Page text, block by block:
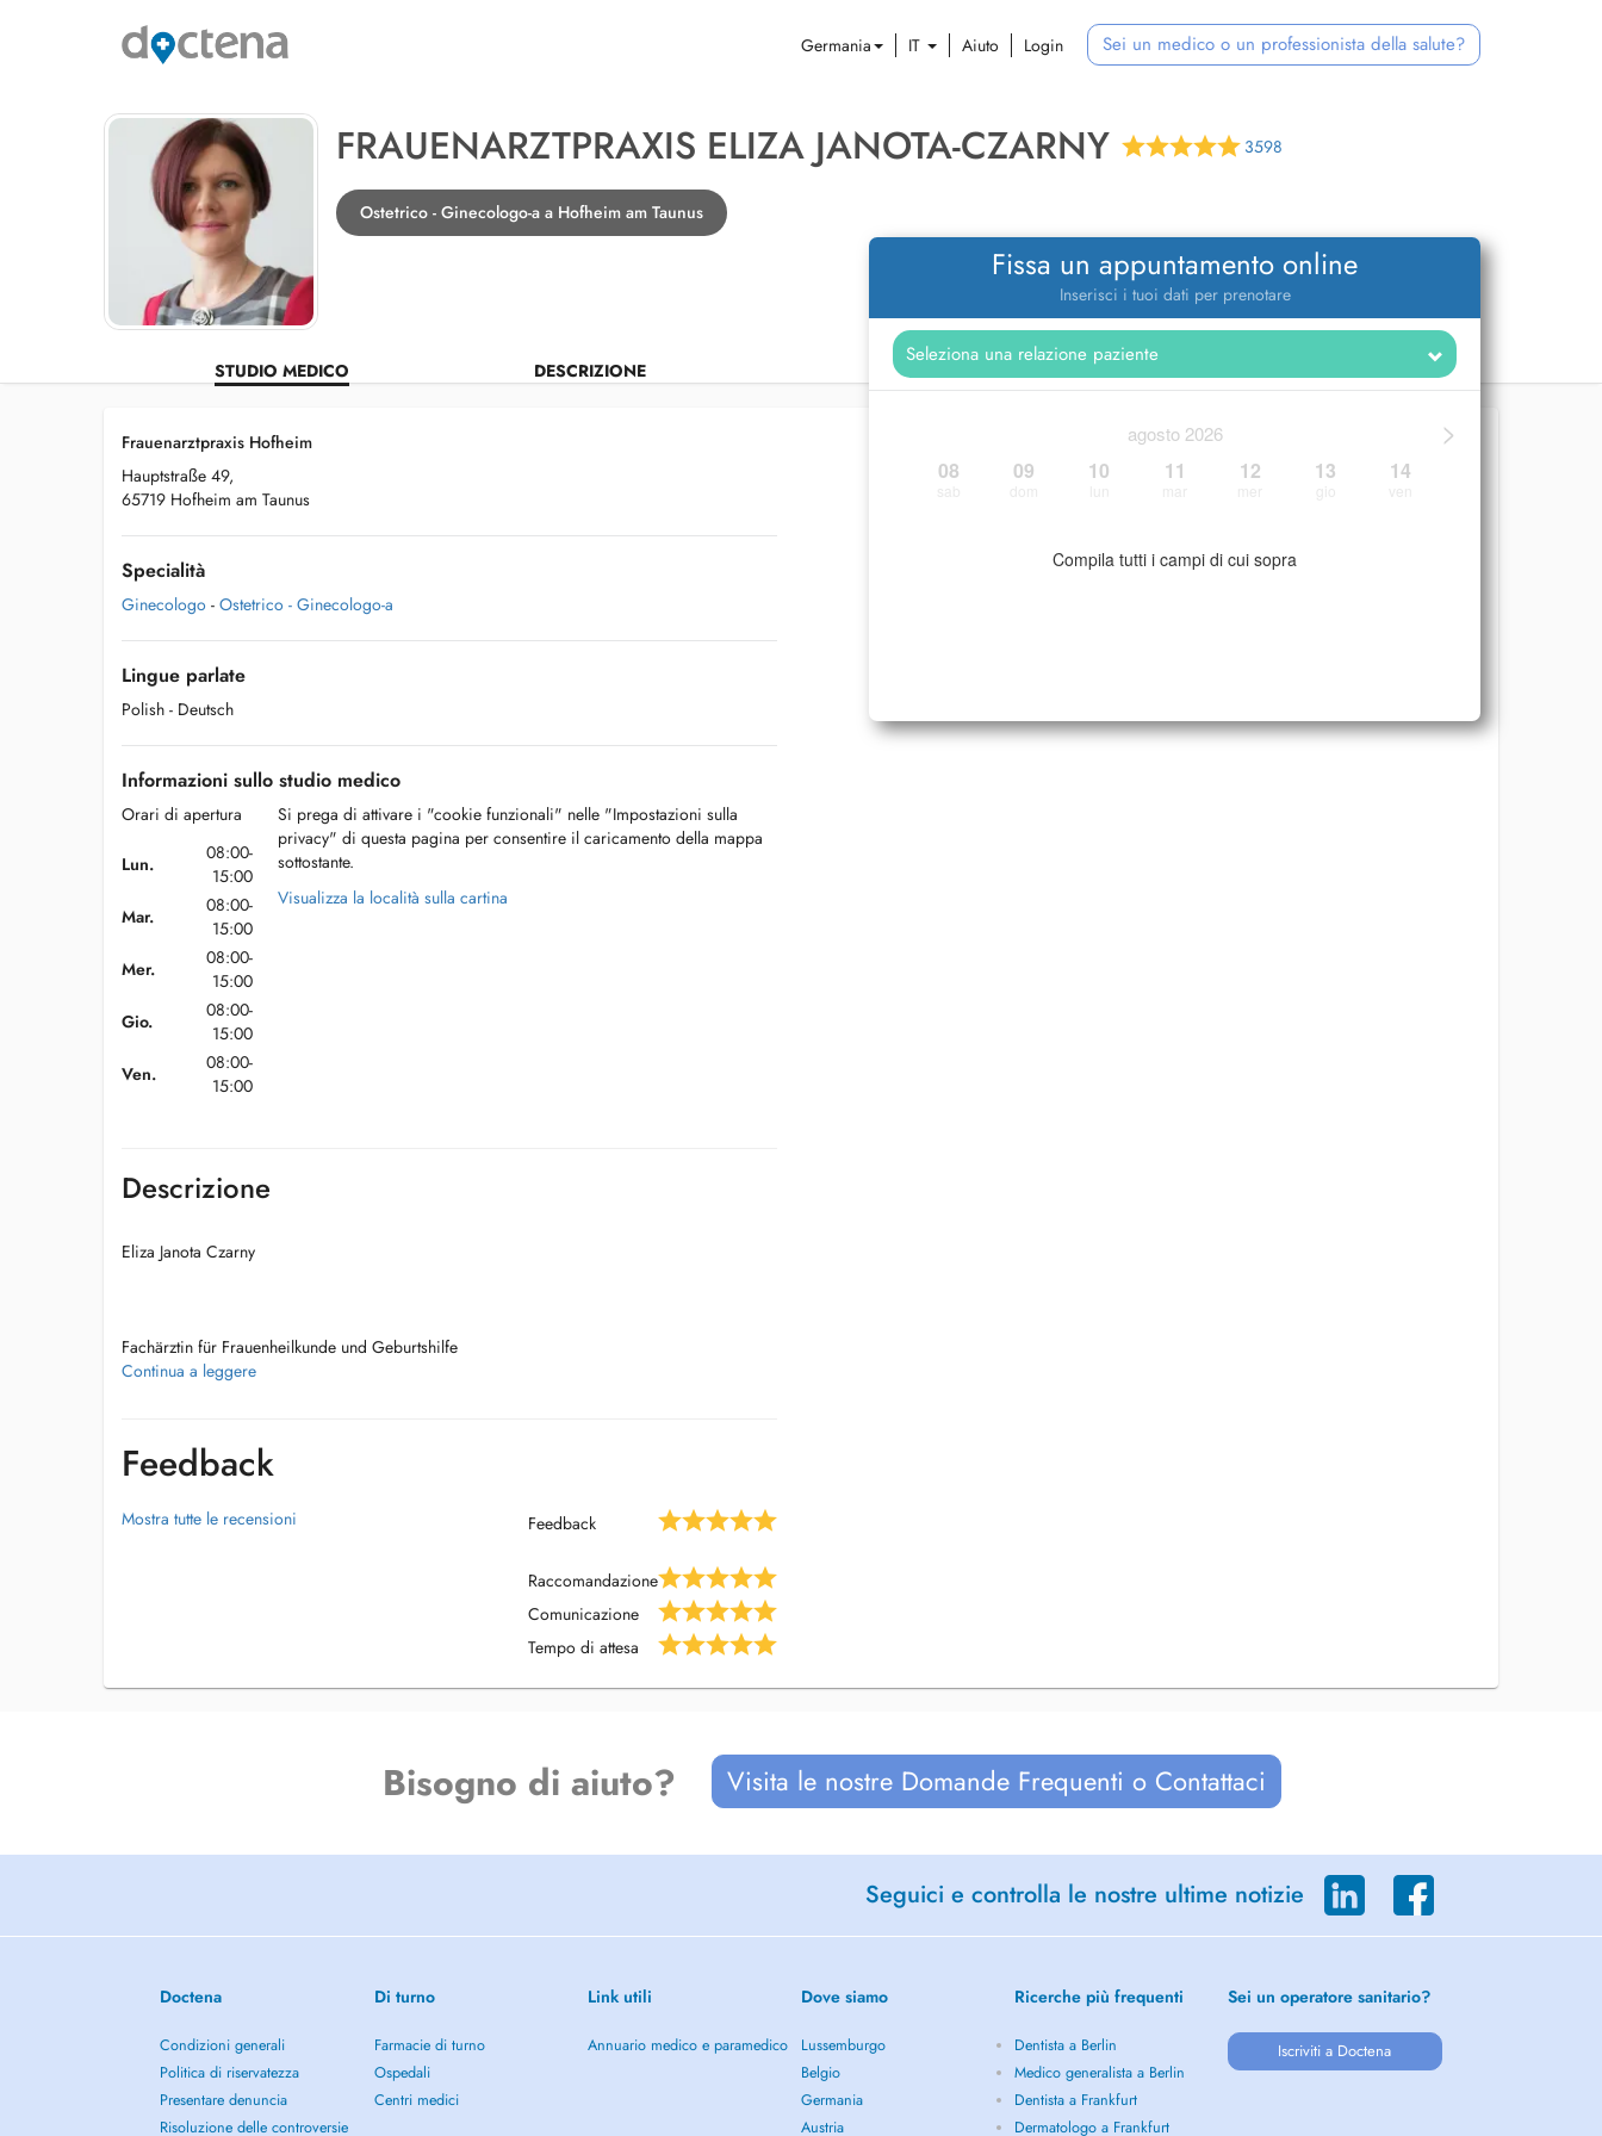
Germania IT Aiuto Login Sei un medico o un professionista della salute?
FRAUENARZTPRAXIS ELIZA JANOTA-CZARNY 3598
Ostetrico - Ginecologo-a a Hofheim am Taunus
STUDIO MEDICO DESCRIZIONE
Fissa un appuntamento online
Inserisci i tuoi dati per prenotare
>
agosto 2026
08 09 10 11 12 13 14
Compila tutti i campi di cui sopra
Frauenarztpraxis Hofheim
Hauptstraße 49,
65719 Hofheim am Taunus
Specialità
Ginecologo - Ostetrico - Ginecologo-a
Lingue parlate
Polish - Deutsch
Informazioni sullo studio medico
Orari di apertura
Lun.
08:00-
15:00
Mar.
08:00-
15:00
Mer.
08:00-
15:00
Gio.
08:00-
15:00
Ven.
08:00-
15:00
Si prega di attivare i "cookie funzionali" nelle "Impostazioni sulla
privacy" di questa pagina per consentire il caricamento della mappa
sottostante.
Visualizza la località sulla cartina
Descrizione
Eliza Janota Czarny
Fachärztin für Frauenheilkunde und Geburtshilfe
Geb. 1975 in Polen
2004-2009 Facharztweiterbildung-Frauenklinik Aschersleben Sachsen-Anhalt (Brustzentrum,
November 2009-Facharztanerkennung für Frauenheilkunde und Geburtshilfe
Continua a leggere
Feedback
Mostra tutte le recensioni Feedback
Raccomandazione
Comunicazione
Tempo di attesa
Bisogno di aiuto? Visita le nostre Domande Frequenti o Contattaci
Seguici e controlla le nostre ultime notizie
Doctena
Condizioni generali
Politica di riservatezza
Presentare denuncia
Risoluzione delle controversie
Di turno
Farmacie di turno
Ospedali
Centri medici
Link utili
Annuario medico e paramedico
Dove siamo
Lussemburgo
Belgio
Germania
Austria
Ricerche più frequenti
Dentista a Berlin
Medico generalista a Berlin
Dentista a Frankfurt
Dermatologo a Frankfurt
Sei un operatore sanitario?
Iscriviti a Doctena